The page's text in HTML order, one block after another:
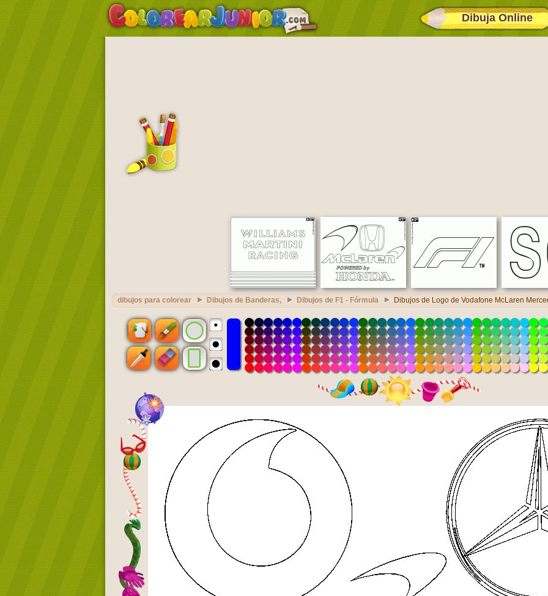
Dibuja Online
dibujos para colorear Dibujos de Banderas, Dibujos de F1 - Fórmula Dibujos de Logo de Vodafone McLaren